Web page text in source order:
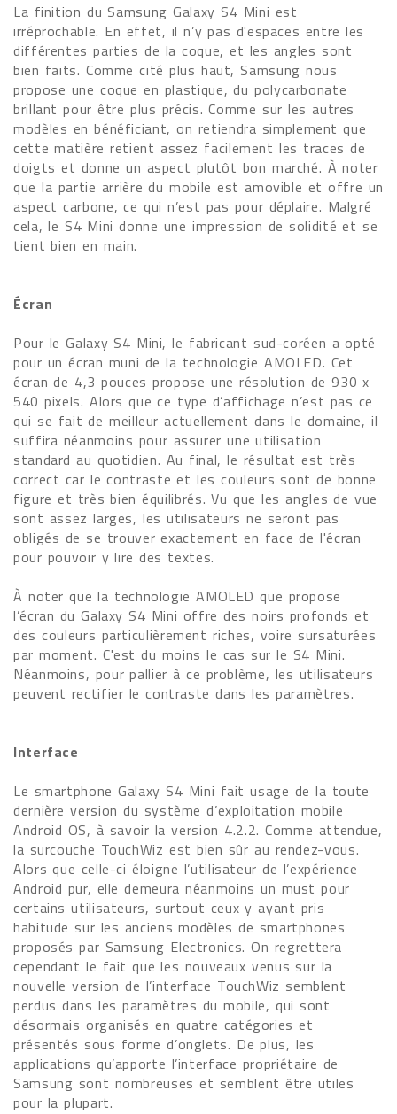
La finition du Samsung Galaxy S4 Mini est
irréprochable. En effet, il n’y pas d'espaces entre les
différentes parties de la coque, et les angles sont
bien faits. Comme cité plus haut, Samsung nous
propose une coque en plastique, du polycarbonate
brillant pour être plus précis. Comme sur les autres
modèles en bénéficiant, on retiendra simplement que
cette matière retient assez facilement les traces de
doigts et donne un aspect plutôt bon marché. À noter
que la partie arrière du mobile est amovible et offre un
aspect carbone, ce qui n’est pas pour déplaire. Malgré
cela, le S4 Mini donne une impression de solidité et se
tient bien en main.
Écran
Pour le Galaxy S4 Mini, le fabricant sud-coréen a opté
pour un écran muni de la technologie AMOLED. Cet
écran de 4,3 pouces propose une résolution de 930 x
540 pixels. Alors que ce type d’affichage n’est pas ce
qui se fait de meilleur actuellement dans le domaine, il
suffira néanmoins pour assurer une utilisation
standard au quotidien. Au final, le résultat est très
correct car le contraste et les couleurs sont de bonne
figure et très bien équilibrés. Vu que les angles de vue
sont assez larges, les utilisateurs ne seront pas
obligés de se trouver exactement en face de l'écran
pour pouvoir y lire des textes.
À noter que la technologie AMOLED que propose
l’écran du Galaxy S4 Mini offre des noirs profonds et
des couleurs particulièrement riches, voire sursaturées
par moment. C'est du moins le cas sur le S4 Mini.
Néanmoins, pour pallier à ce problème, les utilisateurs
peuvent rectifier le contraste dans les paramètres.
Interface
Le smartphone Galaxy S4 Mini fait usage de la toute
dernière version du système d’exploitation mobile
Android OS, à savoir la version 4.2.2. Comme attendue,
la surcouche TouchWiz est bien sûr au rendez-vous.
Alors que celle-ci éloigne l’utilisateur de l’expérience
Android pur, elle demeura néanmoins un must pour
certains utilisateurs, surtout ceux y ayant pris
habitude sur les anciens modèles de smartphones
proposés par Samsung Electronics. On regrettera
cependant le fait que les nouveaux venus sur la
nouvelle version de l’interface TouchWiz semblent
perdus dans les paramètres du mobile, qui sont
désormais organisés en quatre catégories et
présentés sous forme d’onglets. De plus, les
applications qu’apporte l’interface propriétaire de
Samsung sont nombreuses et semblent être utiles
pour la plupart.